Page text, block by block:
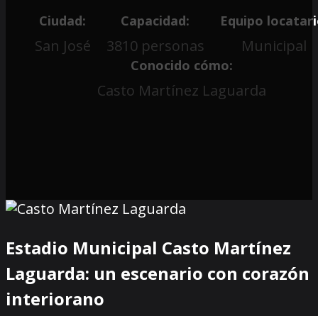
Ciudad:
San José
Capacidad:
3810 personas
Equipo
Municipal
Conocido cómo:
Casto Martínez Laguarda
Estadio Municipal Casto Martínez
Laguarda: un escenario con corazón
interiorano